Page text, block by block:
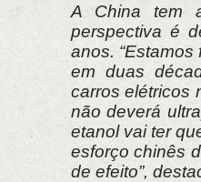
A China tem
perspectiva é
anos.
em duas
carros elétricos
não deverá
etanol vai ter
esforço chinês
de efeito”,